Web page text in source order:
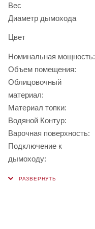
Вес
Диаметр дымохода
Цвет
Номинальная мощность:
Объем помещения:
Облицовочный
материал:
Материал топки:
Водяной Контур:
Варочная поверхность:
Подключение к
дымоходу: